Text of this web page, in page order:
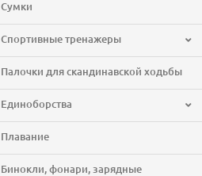
Сумки
Спортивные тренажеры
Палочки для скандинавской ходьбы
Единоборства
Плавание
Бинокли, фонари, зарядные